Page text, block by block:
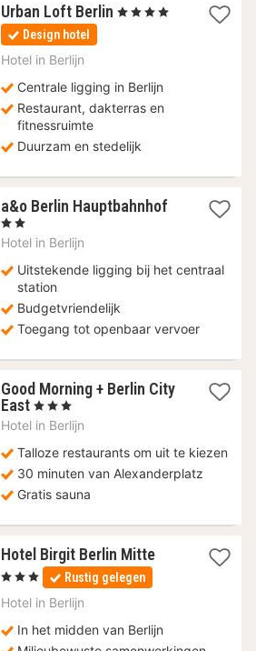
Urban Loft Berlin 1
, 4 Sterren
Design hotel
Hotel in Berlijn
Centrale ligging in Berlijn
Restaurant, dakterras en
fitnessruimte
Duurzam en stedelijk
a&o Berlin Hauptbahnhof2
nachten
€
, 2 Sterren
Hotel in Berlijn
Uitstekende ligging bij het centraal
station
Budgetvriendelijk
Toegang tot openbaar vervoer
Good Morning + Berlin City
East 1
nacht
55,90
€
, 3 Sterren
Hotel in Berlijn
Talloze restaurants om uit te kiezen
30 minuten van Alexanderplatz
Gratis sauna
Hotel Birgit Berlin Mitte2
, 3 Sterren Rustig gelegen
Hotel in Berlijn
In het midden van Berlijn